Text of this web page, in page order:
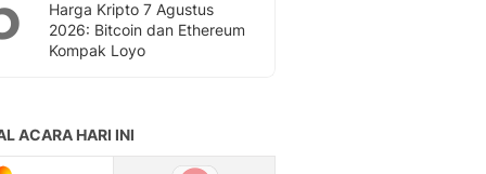
Harga Kripto 7 Agustus
2026: Bitcoin dan Ethereum
Kompak Loyo